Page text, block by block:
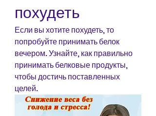
похудеть
Если вы хотите похудеть, то
попробуйте принимать белок
вечером. Узнайте, как правильно
принимать белковые продукты,
чтобы достичь поставленных
целей.